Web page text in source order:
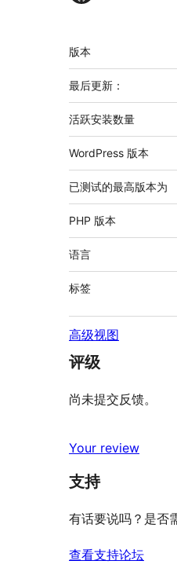
额
外
信
息
版本
最后更新：
活跃安装数量
WordPress 版本
已测试的最高版本为
PHP 版本
语言
标签
高级视图
评级
尚未提交反馈。
Your review
支持
有话要说吗？是否
查看支持论坛